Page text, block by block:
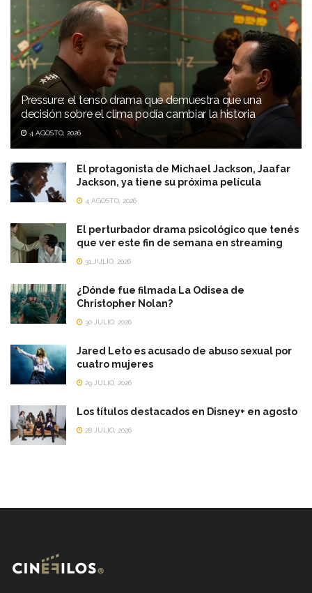
Pressure: el tenso drama que demuestra que una
decisión sobre el clima podía cambiar la historia
4 AGOSTO, 2026
El protagonista de Michael Jackson, Jaafar
Jackson, ya tiene su próxima película
4 AGOSTO, 2026
El perturbador drama psicológico que tenés
que ver este fin de semana en streaming
31 JULIO, 2026
¿Dónde fue filmada La Odisea de
Christopher Nolan?
30 JULIO, 2026
Jared Leto es acusado de abuso sexual por
cuatro mujeres
29 JULIO, 2026
Los títulos destacados en Disney+ en agosto
28 JULIO, 2026